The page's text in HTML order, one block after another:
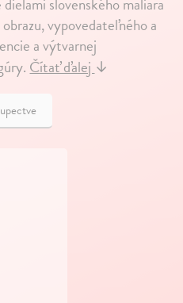
slovenského maliara
vypovedateľného a
a výtvarnej
Čítať ďalej↓